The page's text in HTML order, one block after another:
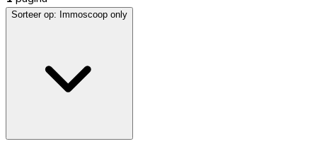
Sorteer op: Immoscoop only